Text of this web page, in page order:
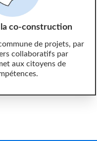
la co-construction
de projets, par
collaboratifs par
aux citoyens de